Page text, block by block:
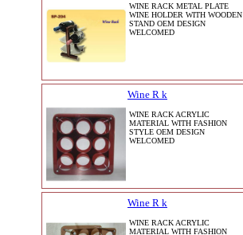
WINE RACK METAL PLATE
WINE HOLDER WITH WOODEN
STAND OEM DESIGN
WELCOMED
Wine R k
WINE RACK ACRYLIC
MATERIAL WITH FASHION
STYLE OEM DESIGN
WELCOMED
Wine R k
WINE RACK ACRYLIC
MATERIAL WITH FASHION